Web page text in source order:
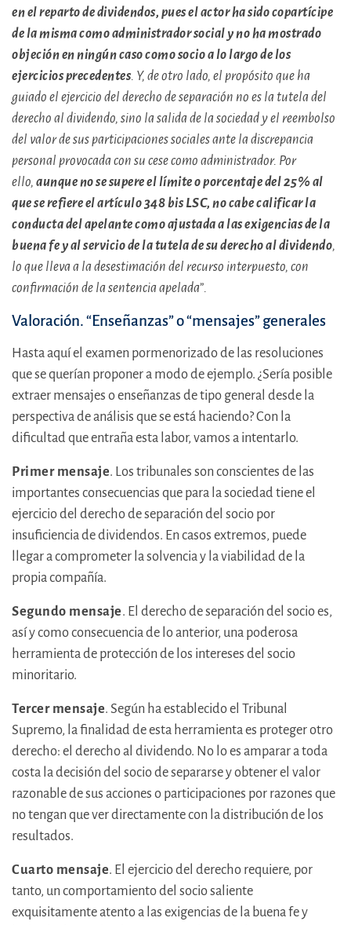
en el reparto de dividendos, pues el actor ha sido copartícipe
de la misma como administrador social y no ha mostrado
objeción en ningún caso como socio a lo largo de los
ejercicios precedentes. Y, de otro lado, el propósito que ha
guiado el ejercicio del derecho de separación no es la tutela del
derecho al dividendo, sino la salida de la sociedad y el reembolso
del valor de sus participaciones sociales ante la discrepancia
personal provocada con su cese como administrador. Por
ello, aunque no se supere el límite o porcentaje del 25% al
que se refiere el artículo 348 bis LSC, no cabe calificar la
conducta del apelante como ajustada a las exigencias de la
buena fe y al servicio de la tutela de su derecho al dividendo,
lo que lleva a la desestimación del recurso interpuesto, con
confirmación de la sentencia apelada”.
Valoración. “Enseñanzas” o “mensajes” generales
Hasta aquí el examen pormenorizado de las resoluciones
que se querían proponer a modo de ejemplo. ¿Sería posible
extraer mensajes o enseñanzas de tipo general desde la
perspectiva de análisis que se está haciendo? Con la
dificultad que entraña esta labor, vamos a intentarlo.
Primer mensaje. Los tribunales son conscientes de las
importantes consecuencias que para la sociedad tiene el
ejercicio del derecho de separación del socio por
insuficiencia de dividendos. En casos extremos, puede
llegar a comprometer la solvencia y la viabilidad de la
propia compañía.
Segundo mensaje. El derecho de separación del socio es,
así y como consecuencia de lo anterior, una poderosa
herramienta de protección de los intereses del socio
minoritario.
Tercer mensaje. Según ha establecido el Tribunal
Supremo, la finalidad de esta herramienta es proteger otro
derecho: el derecho al dividendo. No lo es amparar a toda
costa la decisión del socio de separarse y obtener el valor
razonable de sus acciones o participaciones por razones que
no tengan que ver directamente con la distribución de los
resultados.
Cuarto mensaje. El ejercicio del derecho requiere, por
tanto, un comportamiento del socio saliente
exquisitamente atento a las exigencias de la buena fe y